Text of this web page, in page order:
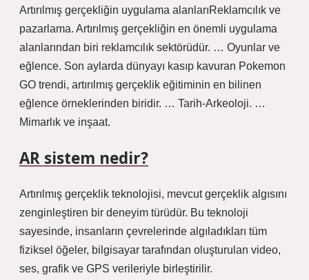
Artırılmış gerçekliğin uygulama alanlarıReklamcılık ve
pazarlama. Artırılmış gerçekliğin en önemli uygulama
alanlarından biri reklamcılık sektörüdür. … Oyunlar ve
eğlence. Son aylarda dünyayı kasıp kavuran Pokemon
GO trendi, artırılmış gerçeklik eğitiminin en bilinen
eğlence örneklerinden biridir. … Tarih-Arkeoloji. …
Mimarlık ve inşaat.
AR sistem nedir?
Artırılmış gerçeklik teknolojisi, mevcut gerçeklik algısını
zenginleştiren bir deneyim türüdür. Bu teknoloji
sayesinde, insanların çevrelerinde algıladıkları tüm
fiziksel öğeler, bilgisayar tarafından oluşturulan video,
ses, grafik ve GPS verileriyle birleştirilir.